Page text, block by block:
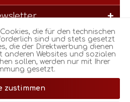
zzgl.Versandkostenund
wenn nicht anders beschrieben
die für den technischen
sind und stets gesetzt
die der Direktwerbung dienen
Websites und sozialen
sollen, werden nur mit Ihrer
gesetzt.